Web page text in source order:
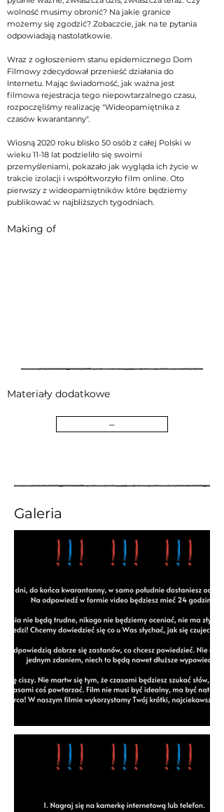
wolność musimy obronić? Na jakie granice
możemy się zgodzić? Zobaczcie, jak na te pytania
odpowiadają nastolatkowie.
Wraz z ogłoszeniem stanu epidemicznego Dom
Filmowy zdecydował przenieść działania do
Internetu. Mając świadomość, jak ważna jest
filmowa rejestracja tego niepowtarzalnego czasu,
rozpoczęliśmy realizację "Wideopamiętnika z
czasów kwarantanny".
Wiosną 2020 roku blisko 50 osób z całej Polski w
wieku 11-18 lat podzieliło się swoimi
przemyśleniami, pokazało jak wygląda ich życie w
trakcie izolacji i współtworzyło film online. Oto
pierwszy z wideopamiętników które będziemy
publikować w najbliższych tygodniach.
Making of
Materiały dodatkowe
–
Galeria